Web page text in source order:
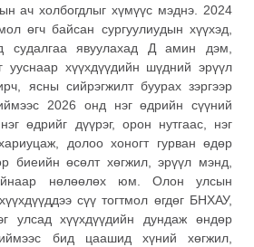
ач холбогдлыг хүмүүс мэднэ. 2024
өгч байсан сургуулиудын хүүхэд,
судалгаа явуулахад Д амин дэм,
ууснаар хүүхдүүдийн шүдний эрүүл
ясны сийрэгжилт буурах зэргээр
2026 онд нэг өдрийн сүүний
өдрийг дүүрэг, орон нутгаас, нэг
долоо хоногт гурван өдөр
биеийн өсөлт хөгжил, эрүүл мэнд,
нөлөөлөх юм. Олон улсын
сүү тогтмол өгдөг БНХАУ,
улсад хүүхдүүдийн дундаж өндөр
бид цаашид хүний хөгжил,